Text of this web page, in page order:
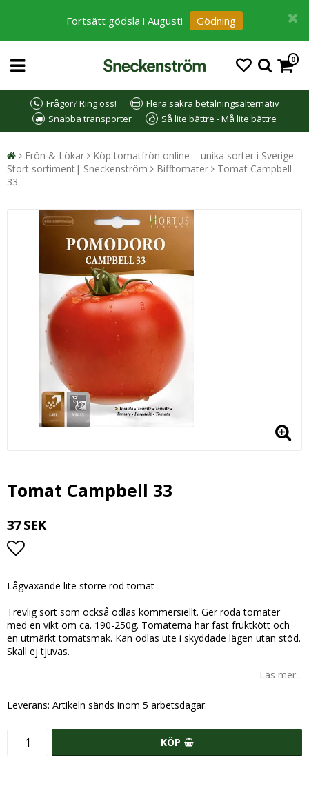
Fortsätt gödsla i Augusti Gödning
0
Frågor? Ring oss!
Flera säkra betalningsalternativ
Snabba transporter
Så lite bättre - Må lite bättre
Frön & Lökar
Köp tomatfrön online – unika sorter i Sverige -
Stort sortiment| Sneckenström
Bifftomater
Tomat Campbell
33
Tomat Campbell 33
37 SEK
Lägg till i favoritlistan
Lågväxande lite större röd tomat
Trevlig sort som också odlas kommersiellt. Ger röda tomater
med en vikt om ca. 190-250g. Tomaterna har fast fruktkött och
en utmärkt tomatsmak. Kan odlas ute i skyddade lägen utan stöd.
Skall ej tjuvas.
Läs mer...
Leverans: Artikeln sänds inom 5 arbetsdagar.
KÖP